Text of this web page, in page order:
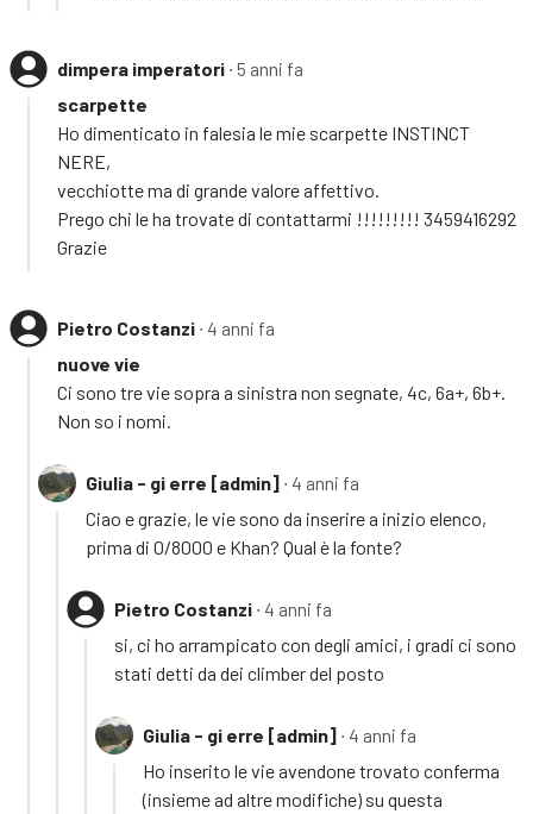
dimpera imperatori ∙ 5 anni fa
scarpette
Ho dimenticato in falesia le mie scarpette INSTINCT
NERE,
vecchiotte ma di grande valore affettivo.
Prego chi le ha trovate di contattarmi !!!!!!!!! 3459416292
Grazie
Pietro Costanzi ∙ 4 anni fa
nuove vie
Ci sono tre vie sopra a sinistra non segnate, 4c, 6a+, 6b+.
Non so i nomi.
Giulia - gi erre [admin] ∙ 4 anni fa
Ciao e grazie, le vie sono da inserire a inizio elenco,
prima di 0/8000 e Khan? Qual è la fonte?
Pietro Costanzi ∙ 4 anni fa
si, ci ho arrampicato con degli amici, i gradi ci sono
stati detti da dei climber del posto
Giulia - gi erre [admin] ∙ 4 anni fa
Ho inserito le vie avendone trovato conferma
(insieme ad altre modifiche) su questa